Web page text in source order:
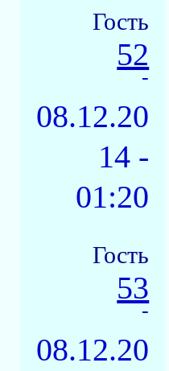
Гость
52
-
08.12.20
14 -
01:20
Гость
53
-
08.12.20